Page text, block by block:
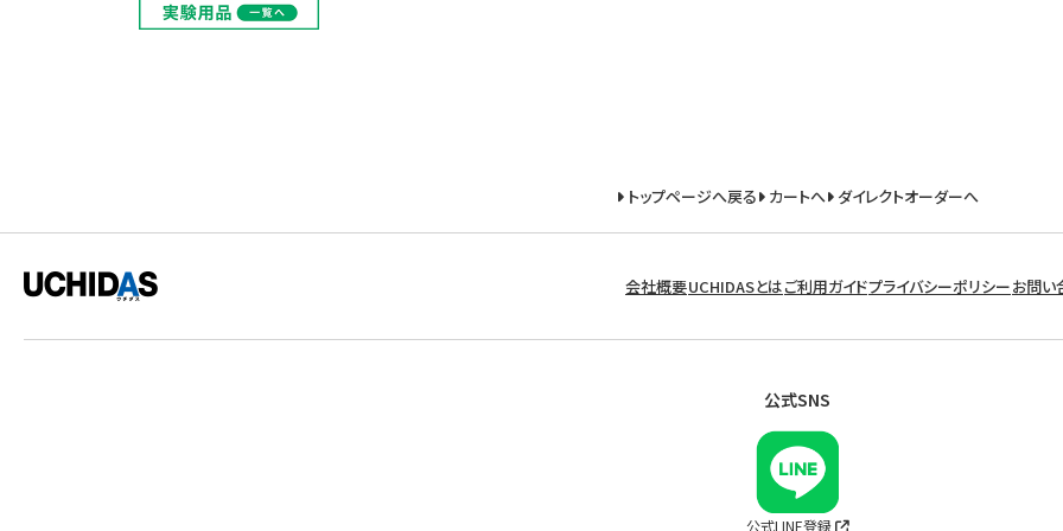
トップページへ戻る カートへ ダイレクトオーダーへ
会社概要UCHIDASとはご利用ガイドプライバシーポリシーお問い
公式SNS
公式LINE登録